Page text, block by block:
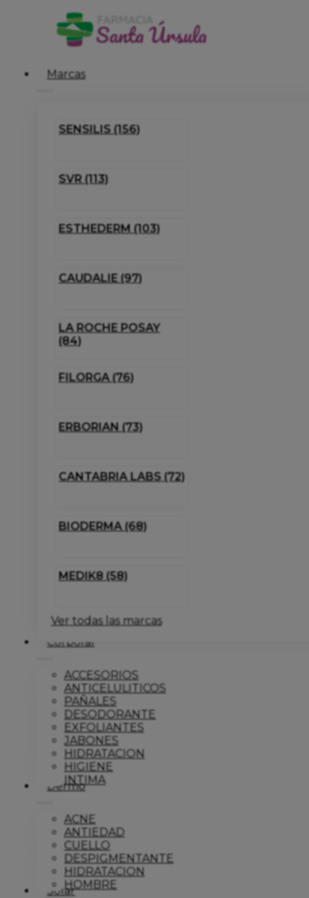
Marcas
SENSILIS (156)
SVR (113)
ESTHEDERM (103)
CAUDALIE (97)
LA ROCHE POSAY
(84)
FILORGA (76)
ERBORIAN (73)
CANTABRIA LABS (72)
BIODERMA (68)
MEDIK8 (58)
Ver todas las marcas
Corporal
ACCESORIOS
ANTICELULITICOS
PAÑALES
DESODORANTE
EXFOLIANTES
JABONES
HIDRATACION
HIGIENE
INTIMA
Dermo
ACNE
ANTIEDAD
CUELLO
DESPIGMENTANTE
HIDRATACION
HOMBRE
Solar